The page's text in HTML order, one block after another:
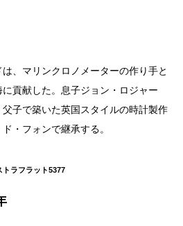
、マリンクロノメーターの作り手と
貢献した。息子ジョン・ロジャー
子で築いた英国スタイルの時計製作
・フォンで継承する。
トラフラット5377